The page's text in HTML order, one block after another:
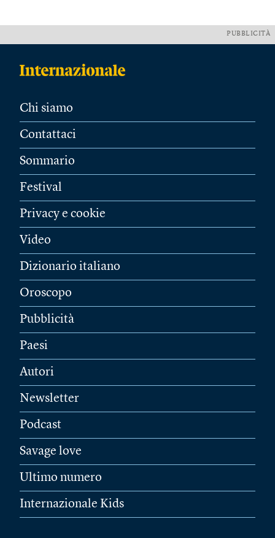
PUBBLICITÀ
Chi siamo
Contattaci
Sommario
Festival
Privacy e cookie
Video
Dizionario italiano
Oroscopo
Pubblicità
Paesi
Autori
Newsletter
Podcast
Savage love
Ultimo numero
Internazionale Kids